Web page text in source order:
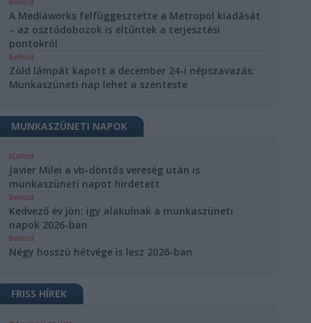
Belföld
A Mediaworks felfüggesztette a Metropol kiadását
– az osztódobozok is eltűntek a terjesztési
pontokról
Belföld
Zöld lámpát kapott a december 24-i népszavazás:
Munkaszüneti nap lehet a szenteste
MUNKASZÜNETI NAPOK
Külföld
Javier Milei a vb-döntős vereség után is
munkaszüneti napot hirdetett
Belföld
Kedvező év jön: így alakulnak a munkaszüneti
napok 2026-ban
Belföld
Négy hosszú hétvége is lesz 2026-ban
FRISS HÍREK